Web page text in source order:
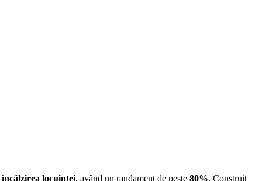
încălzirea locuinței, având un randament de peste 80%. Construit